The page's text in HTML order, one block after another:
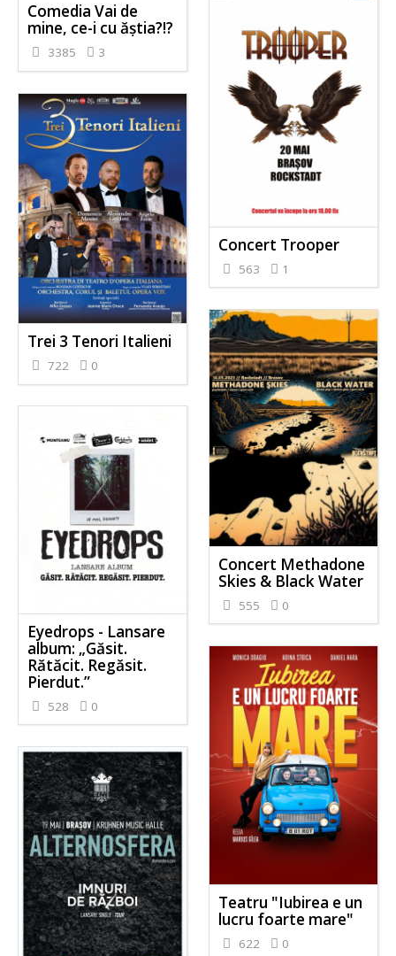
Comedia Vai de
mine, ce-i cu ăștia?!?
3385 3
Concert Trooper
563 1
Trei 3 Tenori Italieni
722 0
Concert Methadone
Skies & Black Water
555 0
Eyedrops - Lansare
album: „Găsit.
Rătăcit. Regăsit.
Pierdut.”
528 0
Teatru "Iubirea e un
lucru foarte mare"
622 0